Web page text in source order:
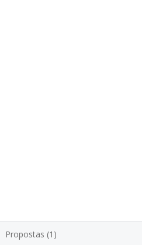
Propostas (1)